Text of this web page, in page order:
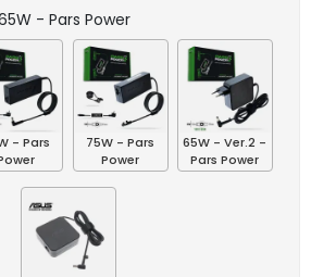
- Pars Power
- Pars
75W - Pars
Power
65W - Ver.2 -
Pars Power